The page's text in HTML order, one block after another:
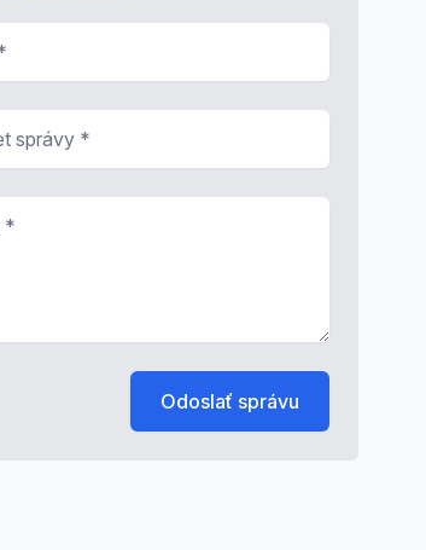
Odoslať správu